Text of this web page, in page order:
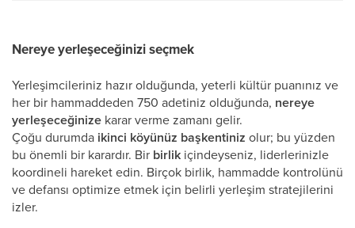
Nereye yerleşeceğinizi seçmek
Yerleşimcileriniz hazır olduğunda, yeterli kültür puanınız ve
her bir hammaddeden 750 adetiniz olduğunda, nereye
yerleşeceğinize karar verme zamanı gelir.
Çoğu durumda ikinci köyünüz başkentiniz olur; bu yüzden
bu önemli bir karardır. Bir birlik içindeyseniz, liderlerinizle
koordineli hareket edin. Birçok birlik, hammadde kontrolünü
ve defansı optimize etmek için belirli yerleşim stratejilerini
izler.